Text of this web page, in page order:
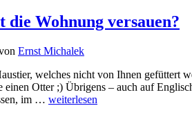
die Wohnung versauen?
Ernst Michalek
welches nicht von Ihnen gefüttert
einen Otter ;) Übrigens – auch auf
im … weiterlesen